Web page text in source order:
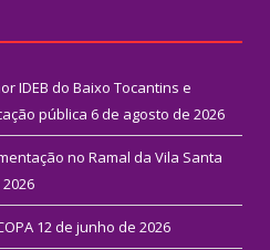
IDEB do Baixo Tocantins e
pública 6 de agosto de 2026
no Ramal da Vila Santa
12 de junho de 2026